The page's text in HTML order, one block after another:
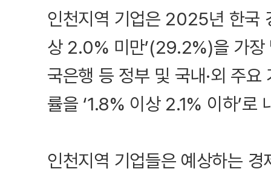
인천지역 기업은 2025년 한국
상 2.0% 미만’(29.2%)을 가장
국은행 등 정부 및 국내·외 주
률을 ‘1.8% 이상 2.1% 이하’로
인천지역 기업들은 예상하는